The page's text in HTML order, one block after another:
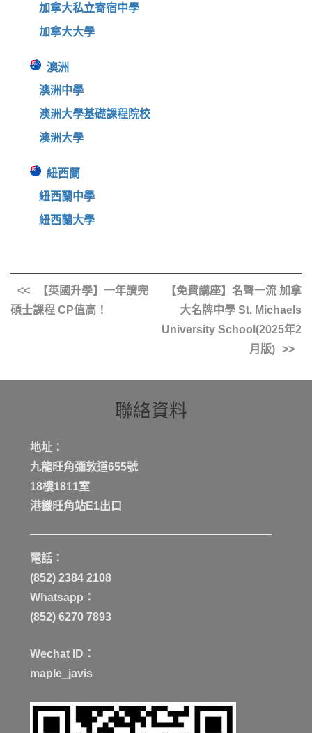
加拿大私立寄宿中學
加拿大大學
澳洲
澳洲中學
澳洲大學基礎課程院校
澳洲大學
紐西蘭
紐西蘭中學
紐西蘭大學
【英國升學】一年讀完
碩士課程 CP值高！
【免費講座】名聲一流 加拿
大名牌中學 St. Michaels
University School(2025年2
月版)
聯絡資料
地址：
九龍旺角彌敦道655號
18樓1811室
港鐡旺角站E1出口
電話：
(852) 2384 2108
Whatsapp：
(852) 6270 7893
Wechat ID：
maple_javis